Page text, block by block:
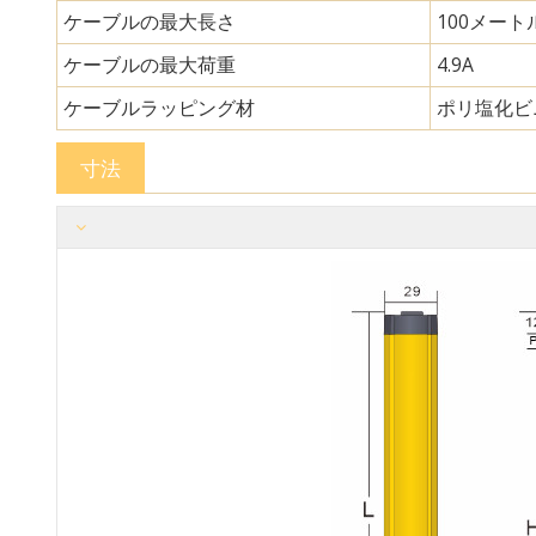
ケーブルの最大長さ
100メート
ケーブルの最大荷重
4.9A
ケーブルラッピング材
ポリ塩化
寸法